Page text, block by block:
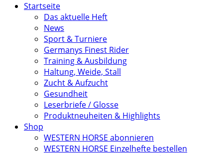
Startseite
Das aktuelle Heft
News
Sport & Turniere
Germanys Finest Rider
Training & Ausbildung
Haltung, Weide, Stall
Zucht & Aufzucht
Gesundheit
Leserbriefe / Glosse
Produktneuheiten & Highlights
Shop
WESTERN HORSE abonnieren
WESTERN HORSE Einzelhefte bestellen